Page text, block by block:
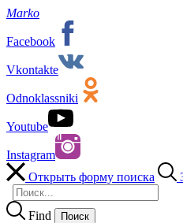
Marko
Facebook
Vkontakte
Odnoklassniki
Youtube
Instagram
Открыть форму поиска
Find